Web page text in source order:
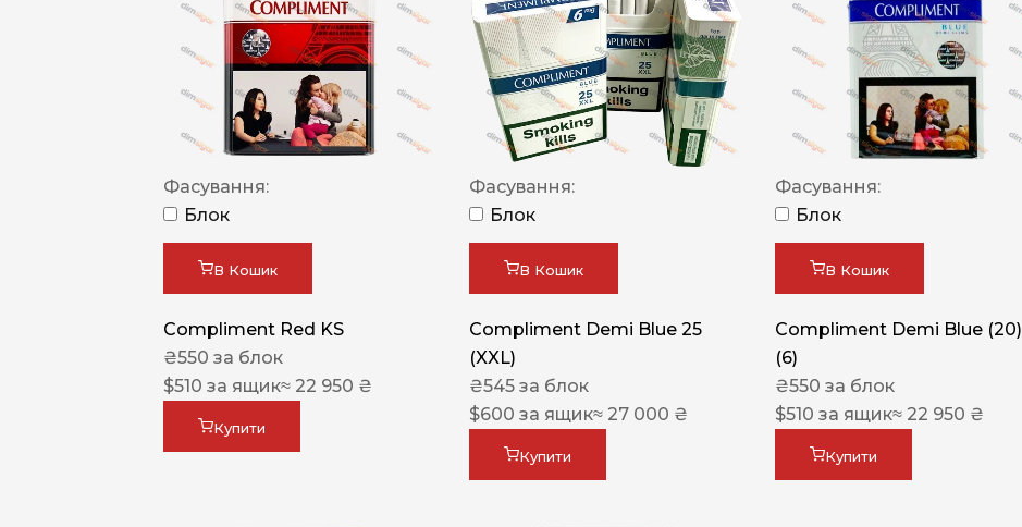
Фасування:
Блок
В Кошик
Compliment Red KS
₴550 за блок
$510 за ящик≈ 22 950 ₴
Купити
Фасування:
Блок
В Кошик
Compliment Demi Blue 25
(XXL)
₴545 за блок
$600 за ящик≈ 27 000 ₴
Купити
Фасування:
Блок
В Кошик
Compliment Demi Blue (20)
(6)
₴550 за блок
$510 за ящик≈ 22 950 ₴
Купити